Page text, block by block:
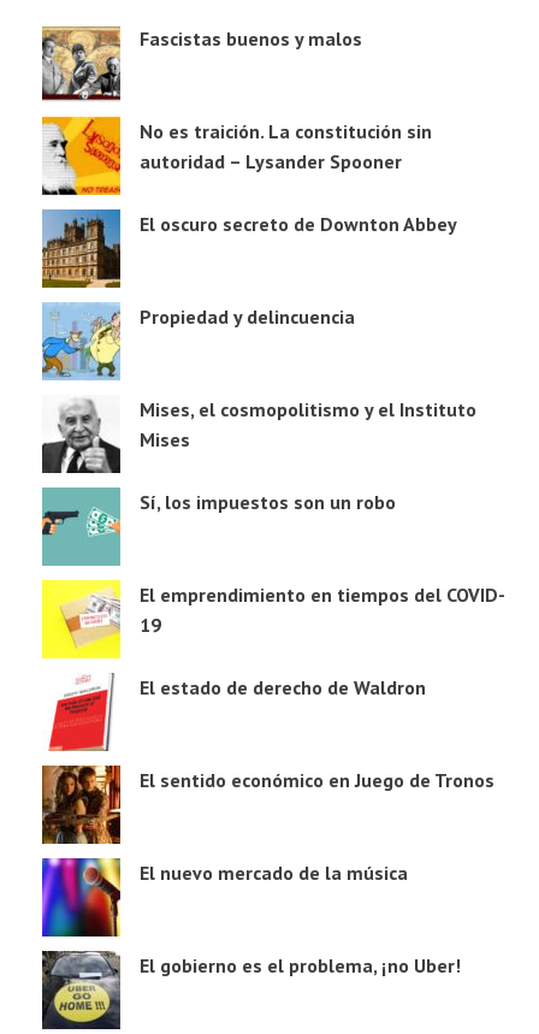
Fascistas buenos y malos
No es traición. La constitución sin
autoridad – Lysander Spooner
El oscuro secreto de Downton Abbey
Propiedad y delincuencia
Mises, el cosmopolitismo y el Instituto
Mises
Sí, los impuestos son un robo
El emprendimiento en tiempos del COVID-
19
El estado de derecho de Waldron
El sentido económico en Juego de Tronos
El nuevo mercado de la música
El gobierno es el problema, ¡no Uber!